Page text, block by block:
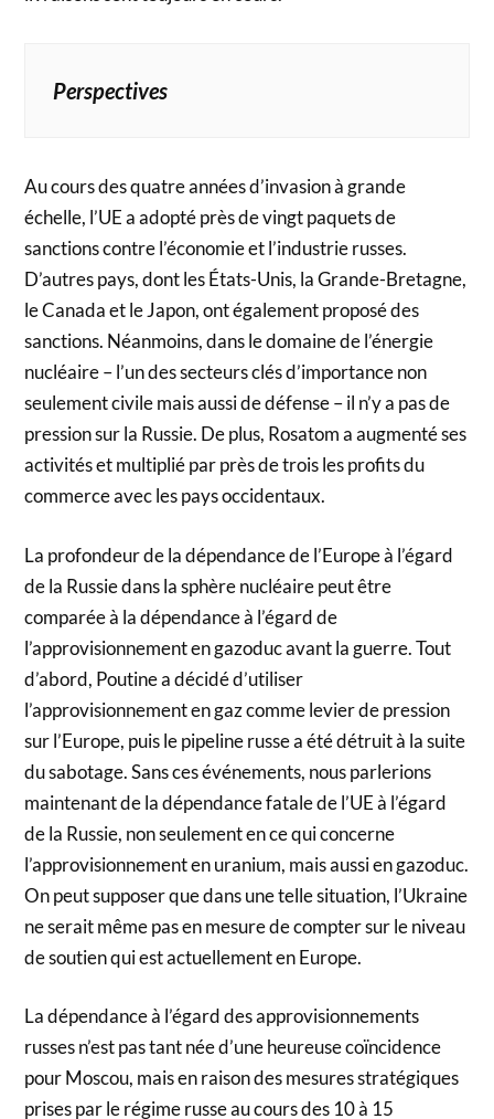
Perspectives
Au cours des quatre années d’invasion à grande
échelle, l’UE a adopté près de vingt paquets de
sanctions contre l’économie et l’industrie russes.
D’autres pays, dont les États-Unis, la Grande-Bretagne,
le Canada et le Japon, ont également proposé des
sanctions. Néanmoins, dans le domaine de l’énergie
nucléaire – l’un des secteurs clés d’importance non
seulement civile mais aussi de défense – il n’y a pas de
pression sur la Russie. De plus, Rosatom a augmenté ses
activités et multiplié par près de trois les profits du
commerce avec les pays occidentaux.
La profondeur de la dépendance de l’Europe à l’égard
de la Russie dans la sphère nucléaire peut être
comparée à la dépendance à l’égard de
l’approvisionnement en gazoduc avant la guerre. Tout
d’abord, Poutine a décidé d’utiliser
l’approvisionnement en gaz comme levier de pression
sur l’Europe, puis le pipeline russe a été détruit à la suite
du sabotage. Sans ces événements, nous parlerions
maintenant de la dépendance fatale de l’UE à l’égard
de la Russie, non seulement en ce qui concerne
l’approvisionnement en uranium, mais aussi en gazoduc.
On peut supposer que dans une telle situation, l’Ukraine
ne serait même pas en mesure de compter sur le niveau
de soutien qui est actuellement en Europe.
La dépendance à l’égard des approvisionnements
russes n’est pas tant née d’une heureuse coïncidence
pour Moscou, mais en raison des mesures stratégiques
prises par le régime russe au cours des 10 à 15